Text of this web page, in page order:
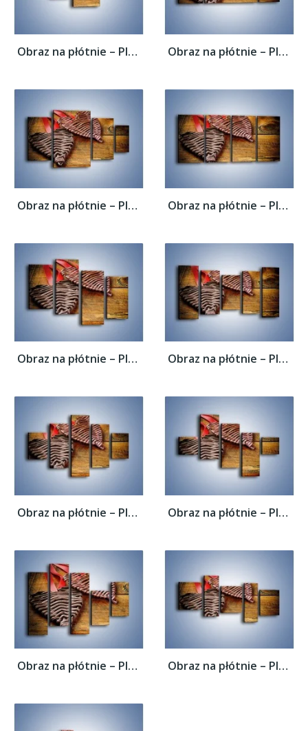
Obraz na płótnie – Plecione serca na... Obraz na płótnie – Plecione serca na...
Obraz na płótnie – Plecione serca na... Obraz na płótnie – Plecione serca na...
Obraz na płótnie – Plecione serca na... Obraz na płótnie – Plecione serca na...
Obraz na płótnie – Plecione serca na... Obraz na płótnie – Plecione serca na...
Obraz na płótnie – Plecione serca na... Obraz na płótnie – Plecione serca na...